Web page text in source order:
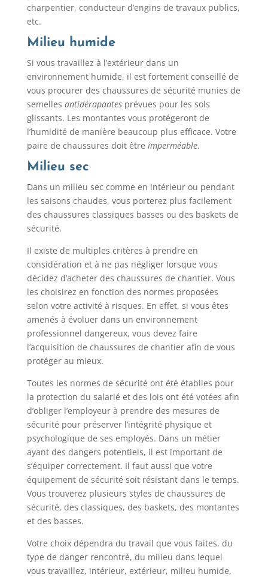
charpentier, conducteur d’engins de travaux publics,
etc.
Milieu humide
Si vous travaillez à l’extérieur dans un
environnement humide, il est fortement conseillé de
vous procurer des chaussures de sécurité munies de
semelles antidérapantesprévues pour les sols
glissants. Les montantes vous protégeront de
l’humidité de manière beaucoup plus efficace. Votre
paire de chaussures doit être imperméable.
Milieu sec
Dans un milieu sec comme en intérieur ou pendant
les saisons chaudes, vous porterez plus facilement
des chaussures classiques basses ou des baskets de
sécurité.
Il existe de multiples critères à prendre en
considération et à ne pas négliger lorsque vous
décidez d’acheter des chaussures de chantier. Vous
les choisirez en fonction des normes proposées
selon votre activité à risques. En effet, si vous êtes
amenés à évoluer dans un environnement
professionnel dangereux, vous devez faire
l’acquisition de chaussures de chantier afin de vous
protéger au mieux.
Toutes les normes de sécurité ont été établies pour
la protection du salarié et des lois ont été votées afin
d’obliger l’employeur à prendre des mesures de
sécurité pour préserver l’intégrité physique et
psychologique de ses employés. Dans un métier
ayant des dangers potentiels, il est important de
s’équiper correctement. Il faut aussi que votre
équipement de sécurité soit résistant dans le temps.
Vous trouverez plusieurs styles de chaussures de
sécurité, des classiques, des baskets, des montantes
et des basses.
Votre choix dépendra du travail que vous faites, du
type de danger rencontré, du milieu dans lequel
vous travaillez, intérieur, extérieur, milieu humide,